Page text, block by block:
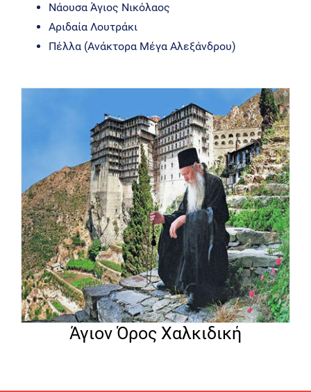
Νάουσα Άγιος Νικόλαος
Αριδαία Λουτράκι
Πέλλα (Ανάκτορα Μέγα Αλεξάνδρου)
Άγιον Όρος Χαλκιδική